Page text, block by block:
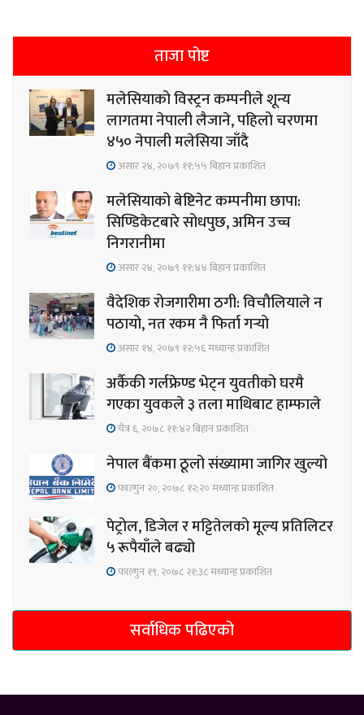
ताजा पोष्ट
मलेसियाको विस्ट्रन कम्पनीले शून्य
लागतमा नेपाली लैजाने, पहिलो चरणमा
४५० नेपाली मलेसिया जाँदै
असार २४, २०७९ ११;५५ बिहान प्रकाशित
मलेसियाको बेष्टिनेट कम्पनीमा छापा:
सिण्डिकेटबारे सोधपुछ, अमिन उच्च
निगरानीमा
असार २४, २०७९ ११;४४ बिहान प्रकाशित
वैदेशिक रोजगारीमा ठगी: विचौलियाले न
पठायो, नत रकम नै फिर्ता गर्‍यो
असार १४, २०७९ १२;५६ मध्यान्ह प्रकाशित
अर्कैकी गर्लफ्रेण्ड भेट्न युवतीको घरमै
गएका युवकले ३ तला माथिबाट हाम्फाले
चैत्र ६, २०७८ ११;४२ बिहान प्रकाशित
नेपाल बैंकमा ठूलो संख्यामा जागिर खुल्यो
फाल्गुन २०, २०७८ १२;२० मध्यान्ह प्रकाशित
पेट्रोल, डिजेल र मट्टितेलको मूल्य प्रतिलिटर
५ रूपैयाँले बढ्यो
फाल्गुन १९, २०७८ २१;३८ मध्यान्ह प्रकाशित
सर्वाधिक पढिएको